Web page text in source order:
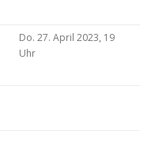
Do. 27. April 2023, 19
Uhr